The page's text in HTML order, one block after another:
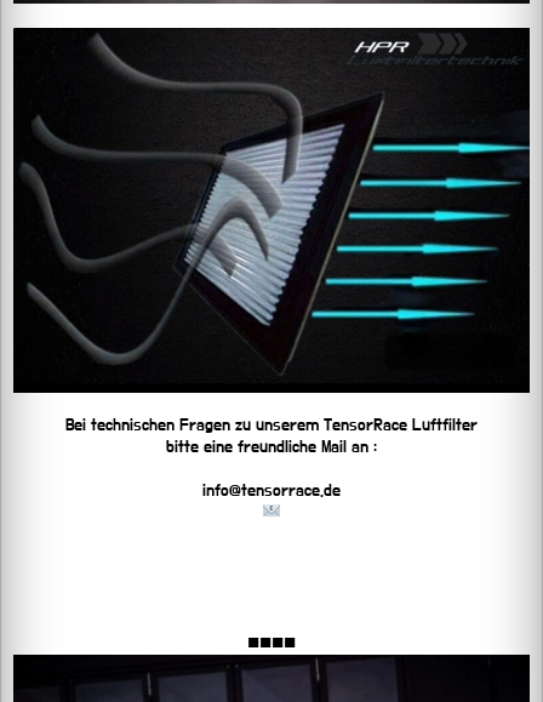
Bei technischen Fragen zu unserem TensorRace Luftfilter
bitte eine freundliche Mail an :
info@tensorrace.de
■■■■